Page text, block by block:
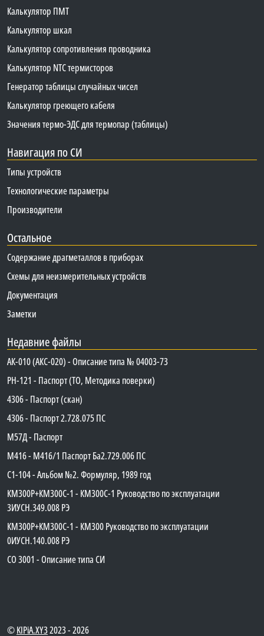
Калькулятор ПМТ
Калькулятор шкал
Калькулятор сопротивления проводника
Калькулятор NTC термисторов
Генератор таблицы случайных чисел
Калькулятор греющего кабеля
Значения термо-ЭДС для термопар (таблицы)
Навигация по СИ
Типы устройств
Технологические параметры
Производители
Остальное
Содержание драгметаллов в приборах
Схемы для неизмерительных устройств
Документация
Заметки
Недавние файлы
АК-010 (АКС-020) - Описание типа № 04003-73
PH-121 - Паспорт (ТО, Методика поверки)
4306 - Паспорт (скан)
4306 - Паспорт 2.728.075 ПС
М57Д - Паспорт
М416 - М416/1 Паспорт Ба2.729.006 ПС
C1-104 - Альбом №2. Формуляр, 1989 год
КМ300Р+КМ300С-1 - КМ300C-1 Руководство по эксплуатации
3ИУСН.349.008 РЭ
КМ300Р+КМ300С-1 - КМ300 Руководство по эксплуатации
0ИУСН.140.008 РЭ
СО 3001 - Описание типа СИ
©KIPiA.XY32023 - 2026